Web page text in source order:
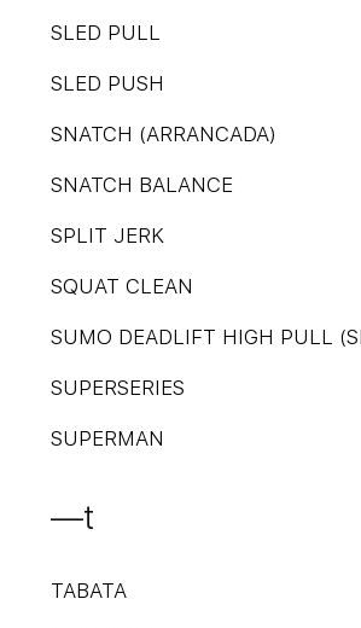
SLED PULL
SLED PUSH
SNATCH (ARRANCADA)
SNATCH BALANCE
SPLIT JERK
SQUAT CLEAN
SUMO DEADLIFT HIGH PULL
SUPERSERIES
SUPERMAN
—t
TABATA